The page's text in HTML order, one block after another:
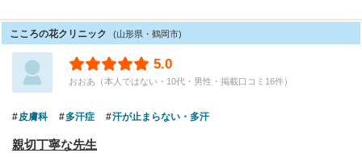
こころの花クリニック (山形県・鶴岡市)
5.0
おおあ（本人ではない・10代・男性・掲載口コミ16件）
皮膚科 多汗症 汗が止まらない・多汗
親切丁寧な先生